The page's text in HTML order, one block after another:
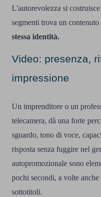
L'autorevolezza si
segmenti trova un contenuto
stessa identità.
Video: presenza,
impressione
Un imprenditore o un
telecamera, dà una forte
sguardo, tono di voce,
risposta senza fuggire nel
autopromozionale sono
pochi secondi, a volte
sottotitoli.